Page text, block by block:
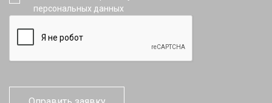
персональных данных